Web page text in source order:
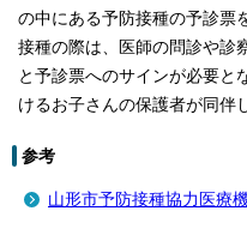
の中にある予防接種の予診票
接種の際は、医師の問診や診
と予診票へのサインが必要と
けるお子さんの保護者が同伴
参考
山形市予防接種協力医療